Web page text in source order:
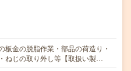
板金の脱脂作業・部品の荷造り・
ねじの取り外し等【取扱い製…